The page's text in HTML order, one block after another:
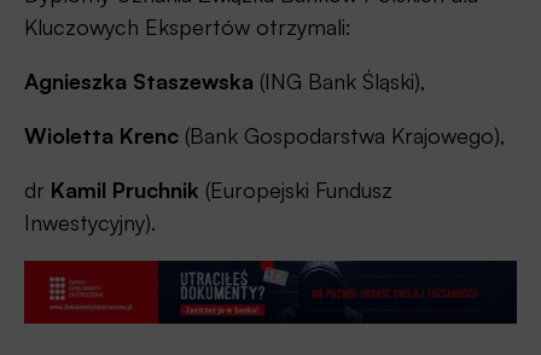
Kluczowych Ekspertów otrzymali:
Agnieszka Staszewska (ING Bank Śląski),
Wioletta Krenc (Bank Gospodarstwa Krajowego),
dr Kamil Pruchnik (Europejski Fundusz
Inwestycyjny).